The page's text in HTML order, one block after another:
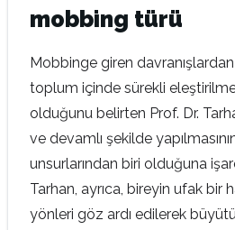
mobbing türü
Mobbinge giren
toplum içinde sürekli
olduğunu belirten Prof. Dr.
ve devamlı şekilde
unsurlarından biri olduğuna
Tarhan, ayrıca, bireyin ufak bir
yönleri göz ardı edilerek